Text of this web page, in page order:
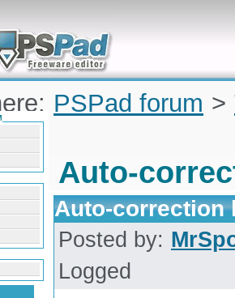
problems and quickly
for Microsoft
PSPad forum >
Auto-
Auto-correction
Posted by:
Logged